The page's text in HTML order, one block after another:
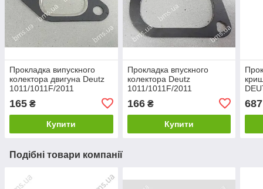
Прокладка випускного
колектора двигуна Deutz
1011/1011F/2011
165 ₴
Купити
Прокладка впускного
колектора Deutz
1011/1011F/2011
166₴
Купити
687
Подібні товари компанії